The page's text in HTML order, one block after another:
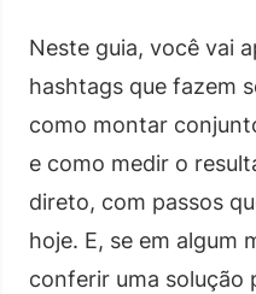
Neste guia, você vai
hashtags que fazem
como montar
e como medir o
direto, com passos
hoje. E, se em algum
conferir uma solução